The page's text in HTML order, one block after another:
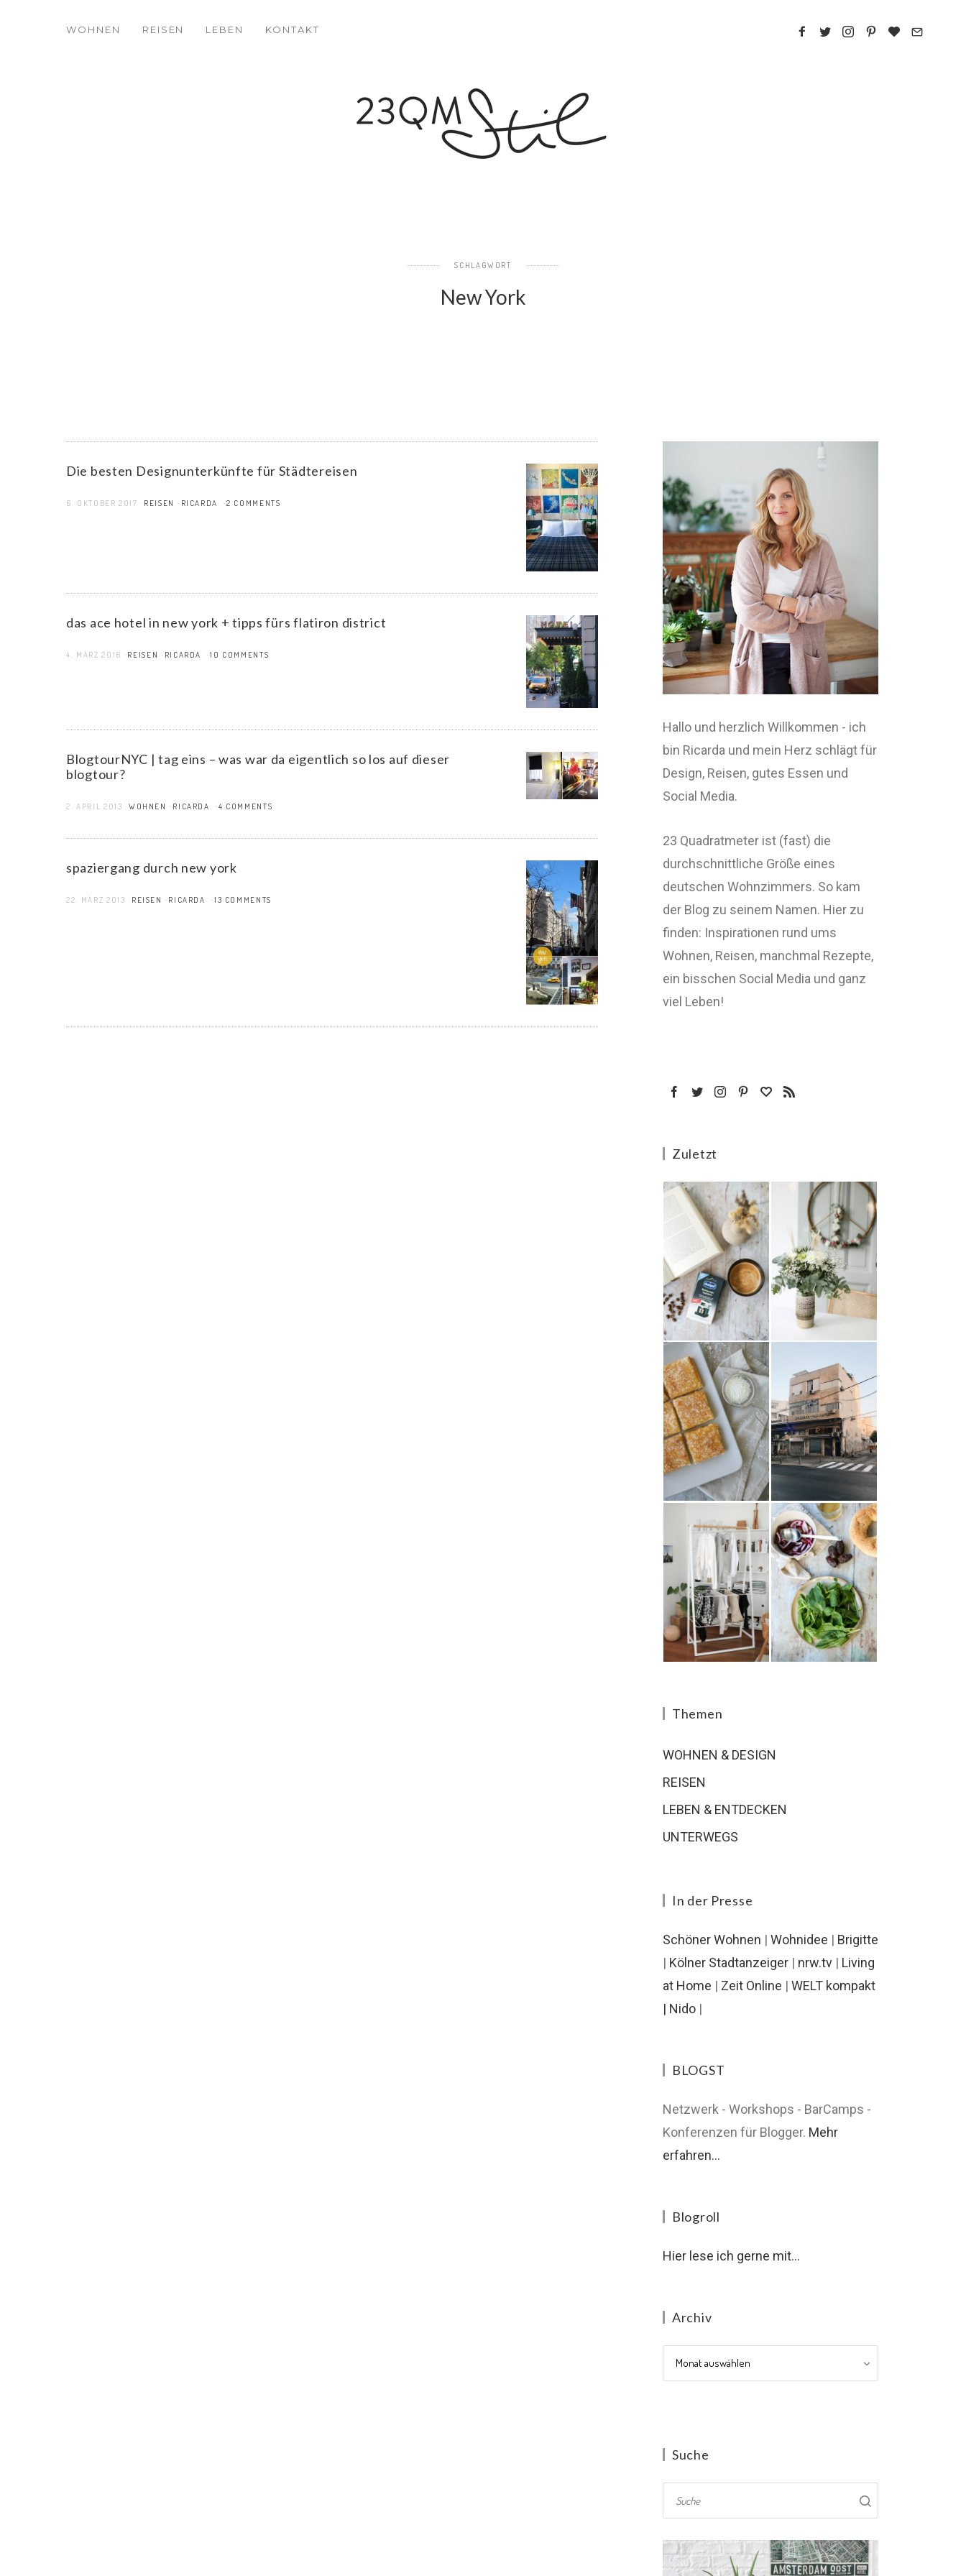
WOHNEN REISEN LEBEN KONTAKT
SCHLAGWORT
New York
Die besten Designunterkünfte für Städtereisen
6. OKTOBER 2017 REISEN RICARDA 2 COMMENTS
das ace hotel in new york + tipps fürs flatiron district
4. MÄRZ 2016 REISEN RICARDA 10 COMMENTS
BlogtourNYC | tag eins – was war da eigentlich so los auf dieser
blogtour?
2. APRIL 2013 WOHNEN RICARDA 4 COMMENTS
spaziergang durch new york
22. MÄRZ 2013 REISEN RICARDA 13 COMMENTS
Hallo und herzlich Willkommen - ich
bin Ricarda und mein Herz schlägt für
Design, Reisen, gutes Essen und
Social Media.
23 Quadratmeter ist (fast) die
durchschnittliche Größe eines
deutschen Wohnzimmers. So kam
der Blog zu seinem Namen. Hier zu
finden: Inspirationen rund ums
Wohnen, Reisen, manchmal Rezepte,
ein bisschen Social Media und ganz
viel Leben!
Zuletzt
Themen
WOHNEN & DESIGN
REISEN
LEBEN & ENTDECKEN
UNTERWEGS
In der Presse
Schöner Wohnen | Wohnidee | Brigitte
| Kölner Stadtanzeiger | nrw.tv | Living
at Home | Zeit Online | WELT kompakt
| Nido |
BLOGST
Netzwerk - Workshops - BarCamps -
Konferenzen für Blogger. Mehr
erfahren...
Blogroll
Hier lese ich gerne mit...
Archiv
Archiv
Suche